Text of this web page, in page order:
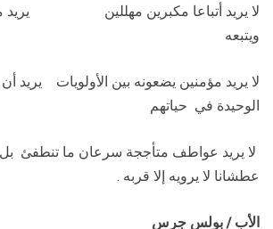
لا يريد أتباعا مكبرين مهللين يريد
ويتبعه
لا يريد مؤمنين يضعونه بين الأولويات يريد أن
الوحيدة في حياتهم
لا يريد عواطف متأججة سرعان ما تنطفئ بل
عطشانا لا يرويه إلا قربه .
الأب / بولس جرس